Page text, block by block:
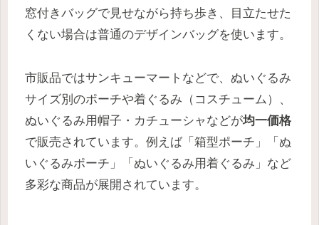
窓付きバッグで見せながら持ち歩き、目立たせた
くない場合は普通のデザインバッグを使います。
市販品ではサンキューマートなどで、ぬいぐるみ
サイズ別のポーチや着ぐるみ（コスチューム）、
ぬいぐるみ用帽子・カチューシャなどが均一価格
で販売されています。例えば「箱型ポーチ」「ぬ
いぐるみポーチ」「ぬいぐるみ用着ぐるみ」など
多彩な商品が展開されています。